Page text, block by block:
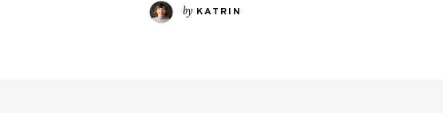
by KATRIN